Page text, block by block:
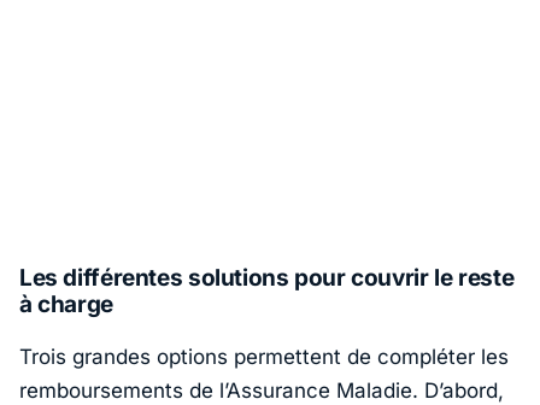
Les différentes solutions pour couvrir le reste
à charge
Trois grandes options permettent de compléter les
remboursements de l’Assurance Maladie. D’abord,